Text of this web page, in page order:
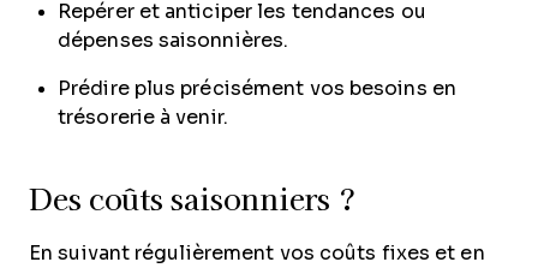
Repérer et anticiper les tendances ou
dépenses saisonnières.
Prédire plus précisément vos besoins en
trésorerie à venir.
Des coûts saisonniers ?
En suivant régulièrement vos coûts fixes et en